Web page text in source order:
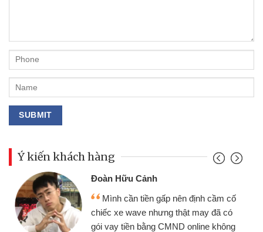
Ý kiến khách hàng
Đoàn Hữu Cảnh
Mình cần tiền gấp nên định cầm cố
chiếc xe wave nhưng thật may đã có
gói vay tiền bằng CMND online không